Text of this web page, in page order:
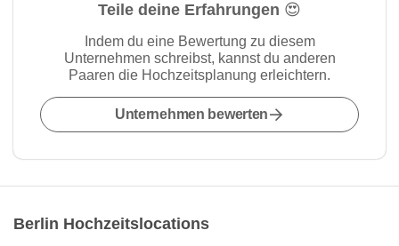
Teile deine Erfahrungen 😍
Indem du eine Bewertung zu diesem
Unternehmen schreibst, kannst du anderen
Paaren die Hochzeitsplanung erleichtern.
Unternehmen bewerten
Berlin Hochzeitslocations